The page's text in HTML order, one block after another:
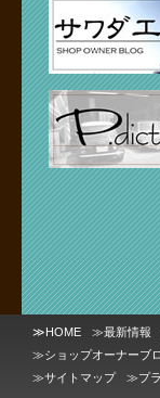
≫HOME ≫最新情報
≫ショップオーナーブ
≫サイトマップ ≫プ